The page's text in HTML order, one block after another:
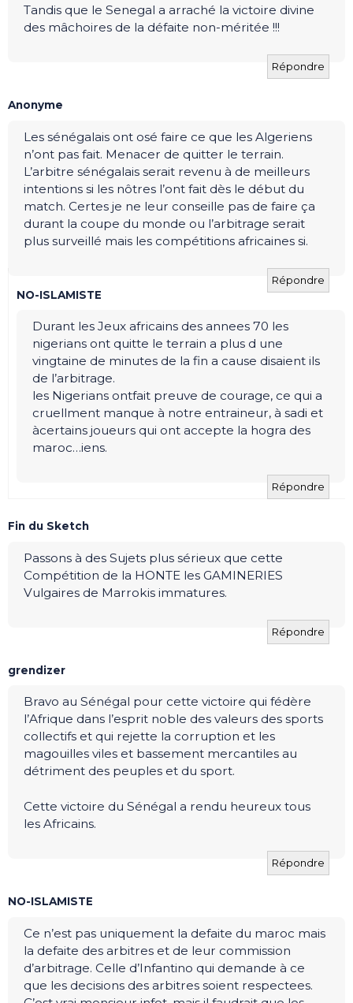
Tandis que le Senegal a arraché la victoire divine
des mâchoires de la défaite non-méritée !!!
Répondre
Anonyme
Les sénégalais ont osé faire ce que les Algeriens
n’ont pas fait. Menacer de quitter le terrain.
L’arbitre sénégalais serait revenu à de meilleurs
intentions si les nôtres l’ont fait dès le début du
match. Certes je ne leur conseille pas de faire ça
durant la coupe du monde ou l’arbitrage serait
plus surveillé mais les compétitions africaines si.
Répondre
NO-ISLAMISTE
Durant les Jeux africains des annees 70 les
nigerians ont quitte le terrain a plus d une
vingtaine de minutes de la fin a cause disaient ils
de l’arbitrage.
les Nigerians ontfait preuve de courage, ce qui a
cruellment manque à notre entraineur, à sadi et
àcertains joueurs qui ont accepte la hogra des
maroc…iens.
Répondre
Fin du Sketch
Passons à des Sujets plus sérieux que cette
Compétition de la HONTE les GAMINERIES
Vulgaires de Marrokis immatures.
Répondre
grendizer
Bravo au Sénégal pour cette victoire qui fédère
l’Afrique dans l’esprit noble des valeurs des sports
collectifs et qui rejette la corruption et les
magouilles viles et bassement mercantiles au
détriment des peuples et du sport.
Cette victoire du Sénégal a rendu heureux tous
les Africains.
Répondre
NO-ISLAMISTE
Ce n’est pas uniquement la defaite du maroc mais
la defaite des arbitres et de leur commission
d’arbitrage. Celle d’Infantino qui demande à ce
que les decisions des arbitres soient respectees.